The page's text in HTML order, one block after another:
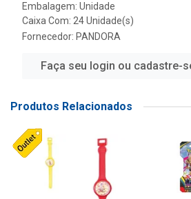
Embalagem: Unidade
Caixa Com: 24 Unidade(s)
Fornecedor: PANDORA
Faça seu login ou cadastre-
Produtos Relacionados